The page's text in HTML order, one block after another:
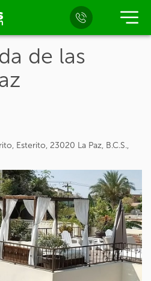
de las
Esterito, 23020 La Paz, B.C.S.,